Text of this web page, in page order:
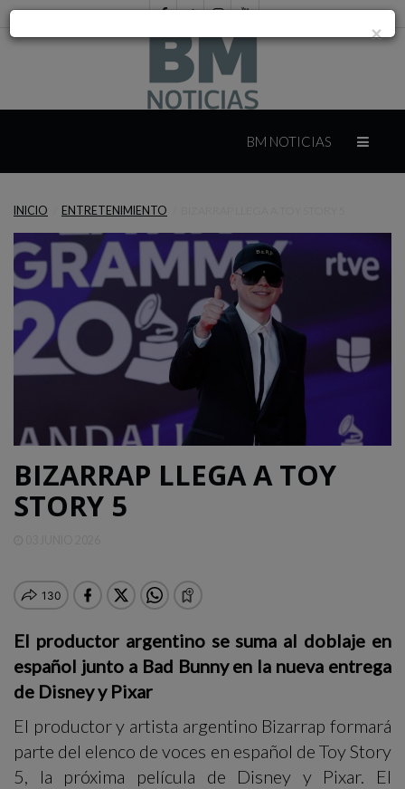
MÉXICO
CAMPECHE
QUINTANA
ROO
DEPORTES
OPINIÓN
BM NOTICIAS
INICIO ENTRETENIMIENTO
BIZARRAP LLEGA A TOY
STORY 5
El productor argentino se suma al doblaje en
español junto a Bad Bunny en la nueva entrega
de Disney y Pixar
El productor y artista argentino Bizarrap formará
parte del elenco de voces en español de Toy Story
5, la próxima película de Disney y Pixar. El
×